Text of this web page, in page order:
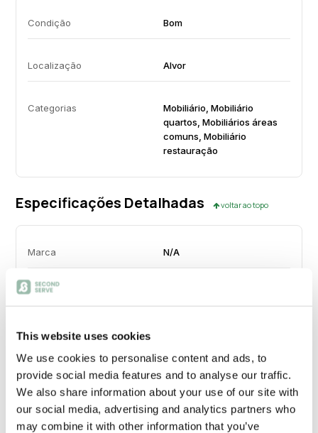
This website uses cookies
We use cookies to personalise content and ads, to
provide social media features and to analyse our traffic.
We also share information about your use of our site with
our social media, advertising and analytics partners who
may combine it with other information that you’ve
Condição Bom
Localização Alvor
Categorias
Mobiliário, Mobiliário
quartos, Mobiliários áreas
comuns, Mobiliário
restauração
Especificações Detalhadas voltar ao topo
Marca N/A
Cor
Envio e Entrega
Calcular custos de envio: